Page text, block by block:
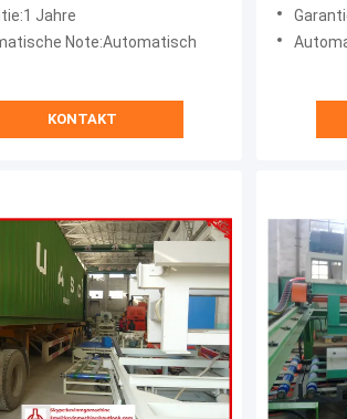
Jahre
Note:Automatisch
KONTAKT